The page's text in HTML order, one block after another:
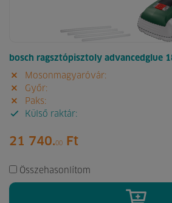
bosch ragsztópisztoly advancedglue
Mosonmagyaróvár:
Győr:
Paks:
Külső raktár:
21 740.00 Ft
Összehasonlítom